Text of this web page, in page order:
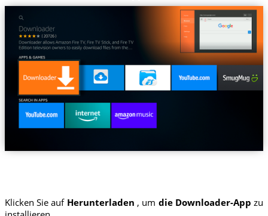
Klicken Sie auf Herunterladen , um die Downloader-App zu